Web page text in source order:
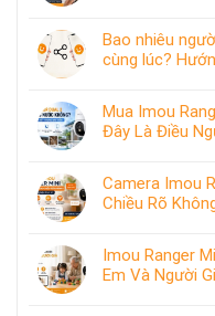
Bao nhiêu
cùng lúc?
Mua Imou
Đây Là Điều
Camera Imou
Chiều Rõ
Imou Ranger
Em Và Người